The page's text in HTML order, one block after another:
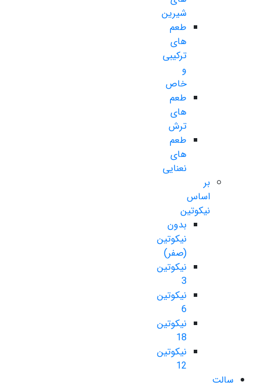
شیرین
طعم
های
ترکیبی
و
خاص
طعم
های
ترش
طعم
های
نعنایی
بر
اساس
نیکوتین
بدون
نیکوتین
(صفر)
نیکوتین
3
نیکوتین
6
نیکوتین
18
نیکوتین
12
سالت